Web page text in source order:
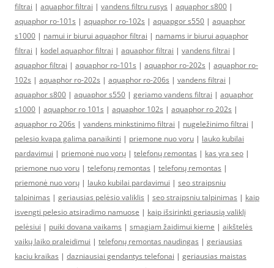
filtrai | aquaphor filtrai | vandens filtru rusys | aquaphor s800 |
aquaphor ro-101s | aquaphor ro-102s | aquapgor s550 | aquaphor
s1000 | namui ir biurui aquaphor filtrai | namams ir biurui aquaphor
filtrai | kodel aquaphor filtrai | aquaphor filtrai | vandens filtrai |
aquaphor filtrai | aquaphor ro-101s | aquaphor ro-202s | aquaphor ro-
102s | aquaphor ro-202s | aquaphor ro-206s | vandens filtrai |
aquaphor s800 | aquaphor s550 | geriamo vandens filtrai | aquaphor
s1000 | aquaphor ro 101s | aquaphor 102s | aquaphor ro 202s |
aquaphor ro 206s | vandens minkstinimo filtrai | nugeležinimo filtrai |
pelesio kvapa galima panaikinti | priemone nuo voru | lauko kubilai
pardavimui | priemonė nuo vorų | telefonų remontas | kas yra seo |
priemone nuo voru | telefonų remontas | telefonų remontas |
priemonė nuo vorų | lauko kubilai pardavimui | seo straipsniu
talpinimas | geriausias pelėsio valiklis | seo straipsniu talpinimas | kaip
isvengti pelesio atsiradimo namuose | kaip išsirinkti geriausią valiklį
pelėsiui | puiki dovana vaikams | smagiam žaidimui kieme | aikštelės
vaikų laiko praleidimui | telefonų remontas naudingas | geriausias
kaciu kraikas | dazniausiai gendantys telefonai | geriausias maistas